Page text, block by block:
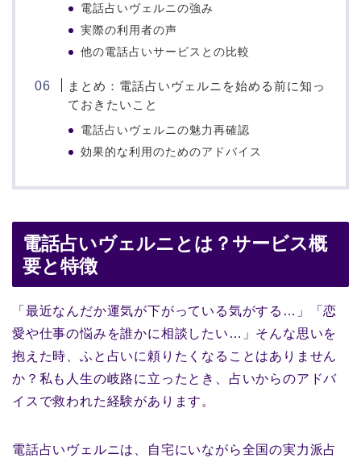
電話占いヴェルニの強み
実際の利用者の声
他の電話占いサービスとの比較
まとめ：電話占いヴェルニを始める前に知っ
ておきたいこと
電話占いヴェルニの魅力再確認
効果的な利用のためのアドバイス
電話占いヴェルニとは？サービス概
要と特徴
「最近なんだか運気が下がっている気がする…」「恋
愛や仕事の悩みを誰かに相談したい…」そんな思いを
抱えた時、ふと占いに頼りたくなることはありません
か？私も人生の岐路に立ったとき、占いからのアドバ
イスで救われた経験があります。
電話占いヴェルニは、自宅にいながら全国の実力派占